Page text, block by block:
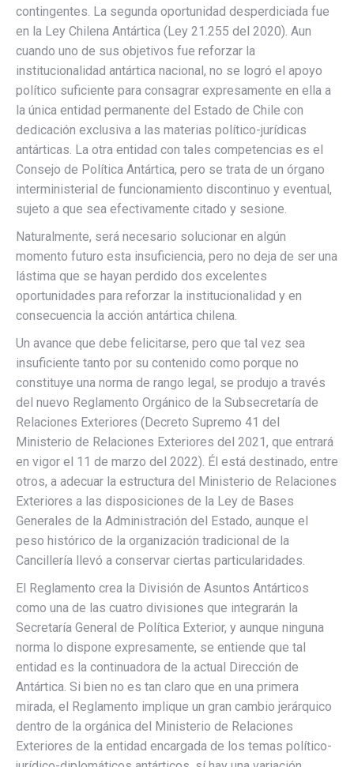
contingentes. La segunda oportunidad desperdiciada fue
en la Ley Chilena Antártica (Ley 21.255 del 2020). Aun
cuando uno de sus objetivos fue reforzar la
institucionalidad antártica nacional, no se logró el apoyo
político suficiente para consagrar expresamente en ella a
la única entidad permanente del Estado de Chile con
dedicación exclusiva a las materias político-jurídicas
antárticas. La otra entidad con tales competencias es el
Consejo de Política Antártica, pero se trata de un órgano
interministerial de funcionamiento discontinuo y eventual,
sujeto a que sea efectivamente citado y sesione.
Naturalmente, será necesario solucionar en algún
momento futuro esta insuficiencia, pero no deja de ser una
lástima que se hayan perdido dos excelentes
oportunidades para reforzar la institucionalidad y en
consecuencia la acción antártica chilena.
Un avance que debe felicitarse, pero que tal vez sea
insuficiente tanto por su contenido como porque no
constituye una norma de rango legal, se produjo a través
del nuevo Reglamento Orgánico de la Subsecretaría de
Relaciones Exteriores (Decreto Supremo 41 del
Ministerio de Relaciones Exteriores del 2021, que entrará
en vigor el 11 de marzo del 2022). Él está destinado, entre
otros, a adecuar la estructura del Ministerio de Relaciones
Exteriores a las disposiciones de la Ley de Bases
Generales de la Administración del Estado, aunque el
peso histórico de la organización tradicional de la
Cancillería llevó a conservar ciertas particularidades.
El Reglamento crea la División de Asuntos Antárticos
como una de las cuatro divisiones que integrarán la
Secretaría General de Política Exterior, y aunque ninguna
norma lo dispone expresamente, se entiende que tal
entidad es la continuadora de la actual Dirección de
Antártica. Si bien no es tan claro que en una primera
mirada, el Reglamento implique un gran cambio jerárquico
dentro de la orgánica del Ministerio de Relaciones
Exteriores de la entidad encargada de los temas político-